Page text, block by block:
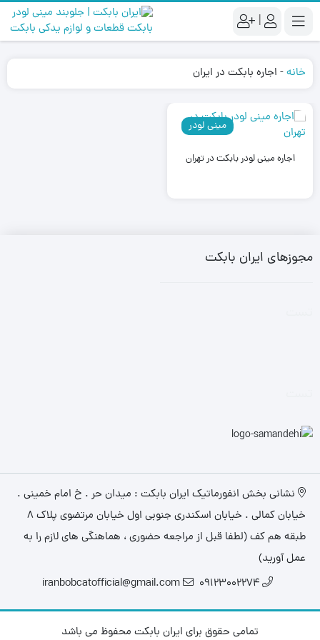
|
خانه- اجاره بابکت در ایران
مینی لودر
اجاره مینی لودر بابکت در تهران
مجوزهای ایران بابکت
نشانی بخش انفورماتیک ایران بابکت : میدان حر . خ امام خمینی .
خیابان کمالی . خیابان اسکندری جنوبی اول خیابان مرتضوی پلاک 8
طبقه هم کف (لطفا قبل از مراجعه حضوری ، هماهنگی های لازم را به
عمل آورید)
09123002274
iranbobcatofficial@gmail.com
تمامی حقوق برای ایران بابکت محفوظ می باشد